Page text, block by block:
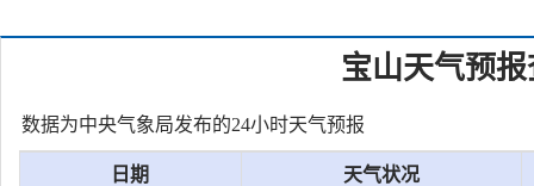
宝山天气预
数据为中央气象局发布的24小时天气预报
日期 天气状况